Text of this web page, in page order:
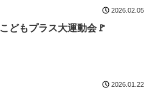
2026.02.05
こどもプラス大運動会🚩
2026.01.22